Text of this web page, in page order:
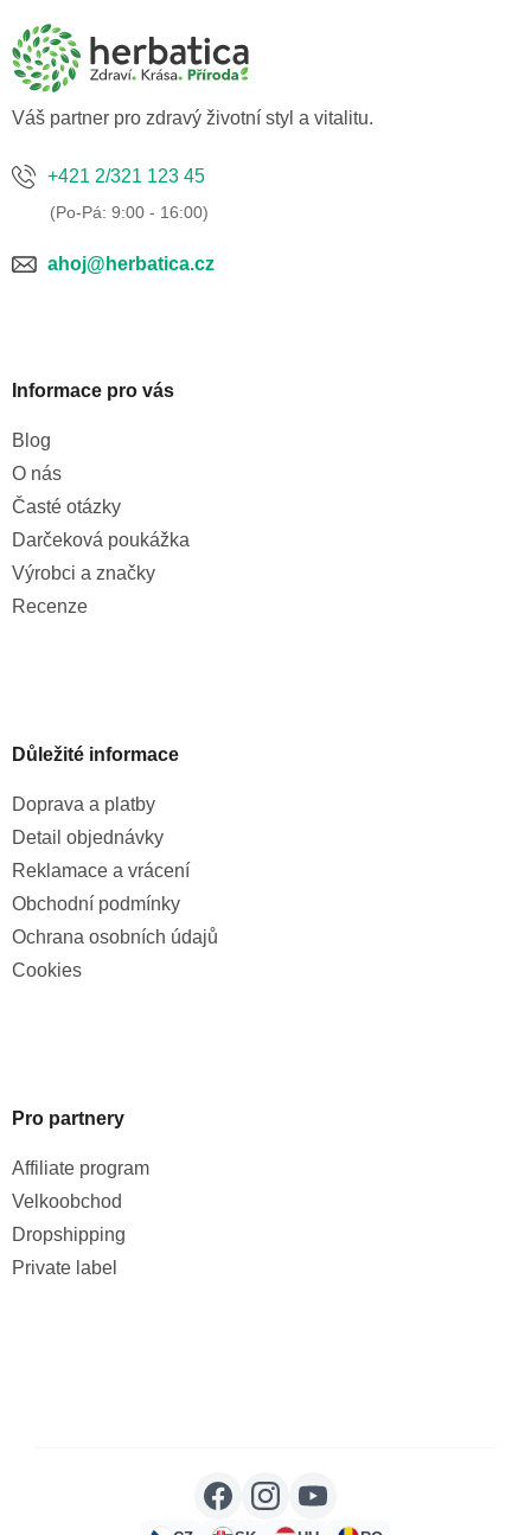
a
Váš partner pro zdravý životní styl a vitalitu.
+421 2/321 123 45
ahoj@herbatica.cz
Informace pro vás
Blog
O nás
Časté otázky
Darčeková poukážka
Výrobci a značky
Recenze
Důležité informace
Doprava a platby
Detail objednávky
Reklamace a vrácení
Obchodní podmínky
Ochrana osobních údajů
Cookies
Pro partnery
Affiliate program
Velkoobchod
Dropshipping
Private label